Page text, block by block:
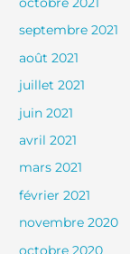
septembre 2021
août 2021
juillet 2021
juin 2021
avril 2021
mars 2021
février 2021
novembre 2020
octobre 2020